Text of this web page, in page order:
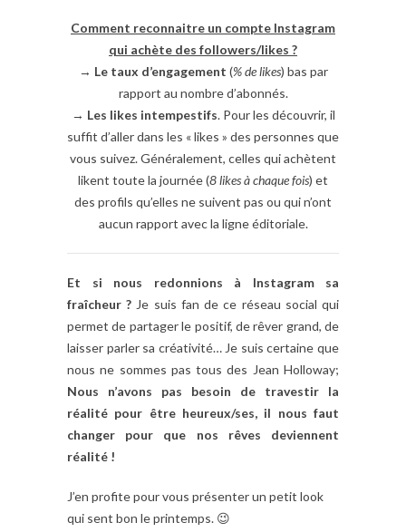
Comment reconnaitre un compte Instagram
qui achète des followers/likes ?
→ Le taux d’engagement (% de likes) bas par
rapport au nombre d’abonnés.
→ Les likes intempestifs. Pour les découvrir, il
suffit d’aller dans les « likes » des personnes que
vous suivez. Généralement, celles qui achètent
likent toute la journée (8 likes à chaque fois) et
des profils qu’elles ne suivent pas ou qui n’ont
aucun rapport avec la ligne éditoriale.
Et si nous redonnions à Instagram sa
fraîcheur ? Je suis fan de ce réseau social qui
permet de partager le positif, de rêver grand, de
laisser parler sa créativité… Je suis certaine que
nous ne sommes pas tous des Jean Holloway;
Nous n’avons pas besoin de travestir la
réalité pour être heureux/ses, il nous faut
changer pour que nos rêves deviennent
réalité !
J’en profite pour vous présenter un petit look
qui sent bon le printemps. 😉